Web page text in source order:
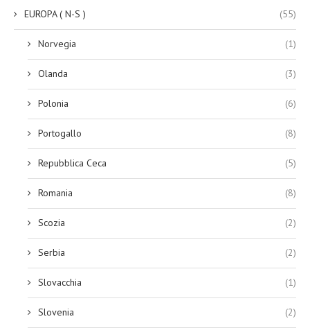
EUROPA ( N-S ) (55)
Norvegia (1)
Olanda (3)
Polonia (6)
Portogallo (8)
Repubblica Ceca (5)
Romania (8)
Scozia (2)
Serbia (2)
Slovacchia (1)
Slovenia (2)